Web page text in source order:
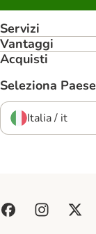
Servizi
Vantaggi
Acquisti
Seleziona Paese
Italia / it